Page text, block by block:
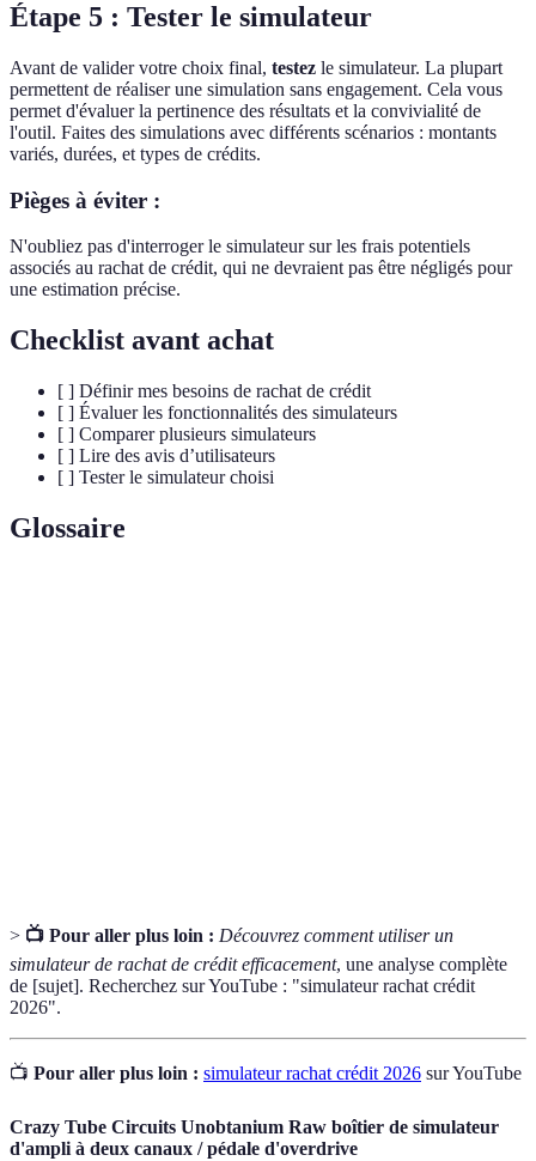
Étape 5 : Tester le simulateur
Avant de valider votre choix final, testez le simulateur. La plupart
permettent de réaliser une simulation sans engagement. Cela vous
permet d'évaluer la pertinence des résultats et la convivialité de
l'outil. Faites des simulations avec différents scénarios : montants
variés, durées, et types de crédits.
Pièges à éviter :
N'oubliez pas d'interroger le simulateur sur les frais potentiels
associés au rachat de crédit, qui ne devraient pas être négligés pour
une estimation précise.
Checklist avant achat
[ ] Définir mes besoins de rachat de crédit
[ ] Évaluer les fonctionnalités des simulateurs
[ ] Comparer plusieurs simulateurs
[ ] Lire des avis d’utilisateurs
[ ] Tester le simulateur choisi
Glossaire
> 📺 Pour aller plus loin : Découvrez comment utiliser un
simulateur de rachat de crédit efficacement, une analyse complète
de [sujet]. Recherchez sur YouTube : "simulateur rachat crédit
2026".
📺 Pour aller plus loin : simulateur rachat crédit 2026 sur YouTube
Crazy Tube Circuits Unobtanium Raw boîtier de simulateur
d'ampli à deux canaux / pédale d'overdrive